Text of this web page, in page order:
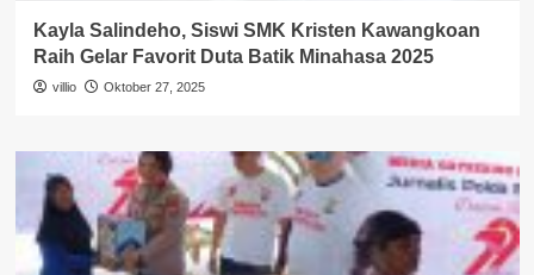
Kayla Salindeho, Siswi SMK Kristen Kawangkoan
Raih Gelar Favorit Duta Batik Minahasa 2025
villio Oktober 27, 2025